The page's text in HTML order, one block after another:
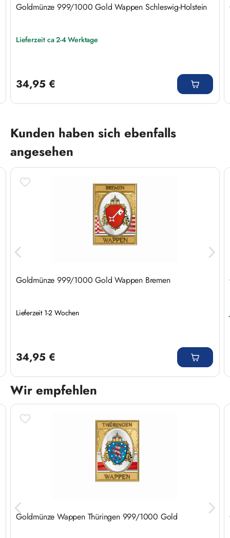
Goldmünze 999/1000 Gold Wappen Schleswig-Holstein
Lieferzeit ca 2-4 Werktage
34,95 €
Produktgalerie überspringen
Kunden haben sich ebenfalls
angesehen
Goldmünze 999/1000 Gold Wappen Bremen
Lieferzeit 1-2 Wochen
34,95 €
Wir empfehlen
Produktgalerie überspringen
Goldmünze Wappen Thüringen 999/1000 Gold